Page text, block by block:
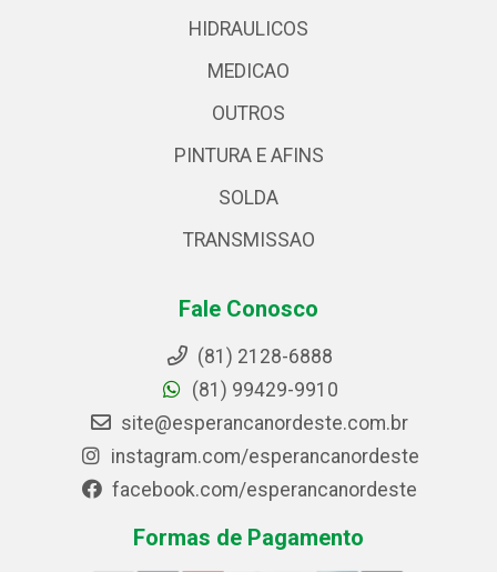
HIDRAULICOS
MEDICAO
OUTROS
PINTURA E AFINS
SOLDA
TRANSMISSAO
Fale Conosco
(81) 2128-6888
(81) 99429-9910
site@esperancanordeste.com.br
instagram.com/esperancanordeste
facebook.com/esperancanordeste
Formas de Pagamento